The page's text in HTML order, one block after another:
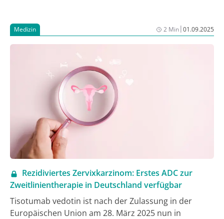
Medizin 2 Min|01.09.2025
Rezidiviertes Zervixkarzinom: Erstes ADC zur
Zweitlinientherapie in Deutschland verfügbar
Tisotumab vedotin ist nach der Zulassung in der
Europäischen Union am 28. März 2025 nun in